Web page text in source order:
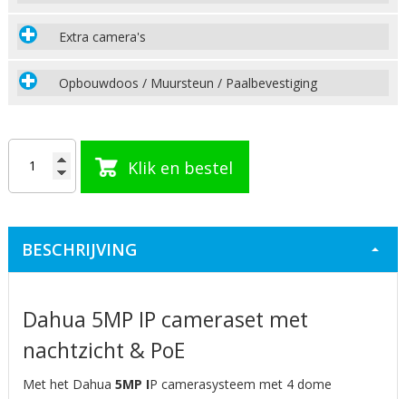
Extra camera's
Opbouwdoos / Muursteun / Paalbevestiging
Klik en bestel
BESCHRIJVING
Dahua 5MP IP cameraset met
nachtzicht & PoE
Met het Dahua 5MP IP camerasysteem met 4 dome